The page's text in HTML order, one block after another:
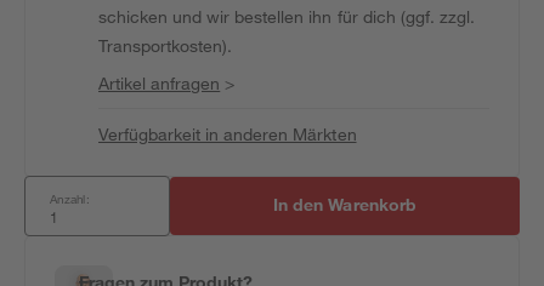
schicken und wir bestellen ihn für dich (ggf. zzgl.
Transportkosten).
Artikel anfragen >
Verfügbarkeit in anderen Märkten
Anzahl: In den Warenkorb
Fragen zum Produkt?